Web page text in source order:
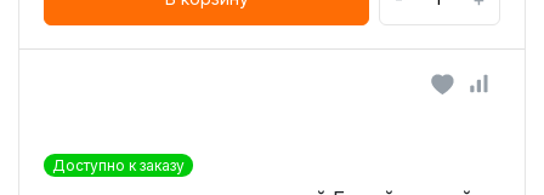
Доступно к заказу